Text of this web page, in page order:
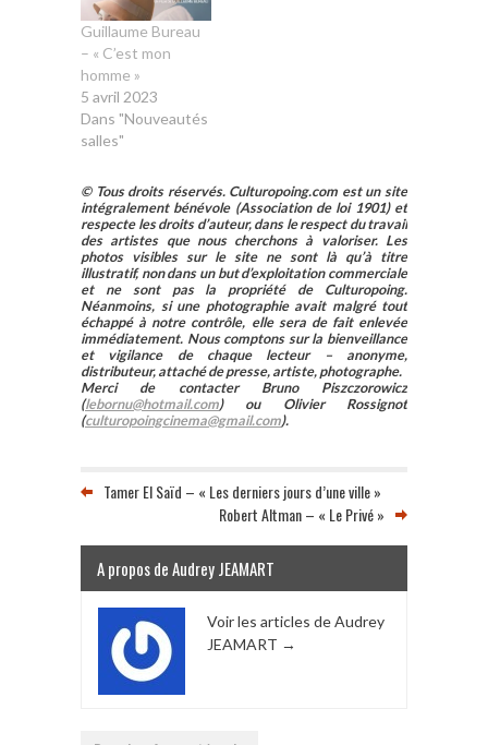
Guillaume Bureau
– « C’est mon
homme »
5 avril 2023
Dans "Nouveautés
salles"
© Tous droits réservés. Culturopoing.com est un site
intégralement bénévole (Association de loi 1901) et
respecte les droits d’auteur, dans le respect du travail
des artistes que nous cherchons à valoriser. Les
photos visibles sur le site ne sont là qu’à titre
illustratif, non dans un but d’exploitation commerciale
et ne sont pas la propriété de Culturopoing.
Néanmoins, si une photographie avait malgré tout
échappé à notre contrôle, elle sera de fait enlevée
immédiatement. Nous comptons sur la bienveillance
et vigilance de chaque lecteur – anonyme,
distributeur, attaché de presse, artiste, photographe.
Merci de contacter Bruno Piszczorowicz
(lebornu@hotmail.com) ou Olivier Rossignot
(culturopoingcinema@gmail.com).
Tamer El Saïd – « Les derniers jours d’une ville »
Robert Altman – « Le Privé »
A propos de Audrey JEAMART
Voir les articles de Audrey
JEAMART →